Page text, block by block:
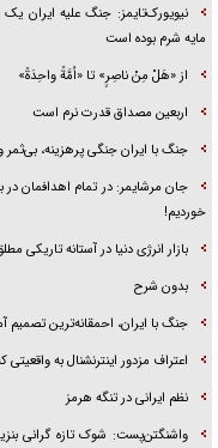
نیویورک‌تایمز: جنگ علیه ایران
مایه شرم بوده است
از «هَلْ مِنْ ناصِرٍ» تا «اُمَّةً واحِدَةً»
اربعین مصداق قدرت نرم است
جنگ با ایران جنگی پرهزینه، بی‌ثمر
جان مرشایمر: در تمام اهدافمان در
خوردیم!
بازار انرژی دنیا در آستانه تاریکی
بدون شرح
جنگ با ایران، احمقانه‌ترین تصمیم
اعتراف مزدور اینترنشنال به واقعیتی که ۷ ماه انکار
نظم ایرانی در تنگه هرمز
واشنگتن‌پست: شوک تازه گرانی